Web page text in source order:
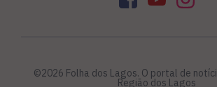
©2026 Folha dos Lagos. O portal de
Região dos Lagos